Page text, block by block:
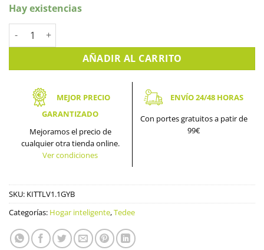
Hay existencias
Kit Cerradura Inteligente Tedee PRO con Cilindro GERDA y
AÑADIR AL CARRITO
MEJOR PRECIO
GARANTIZADO
Mejoramos el precio de
cualquier otra tienda online.
Ver condiciones
ENVÍO 24/48 HORAS
Con portes gratuitos a patir de
99€
SKU: KITTLV1.1GYB
Categorías: Hogar inteligente,Tedee